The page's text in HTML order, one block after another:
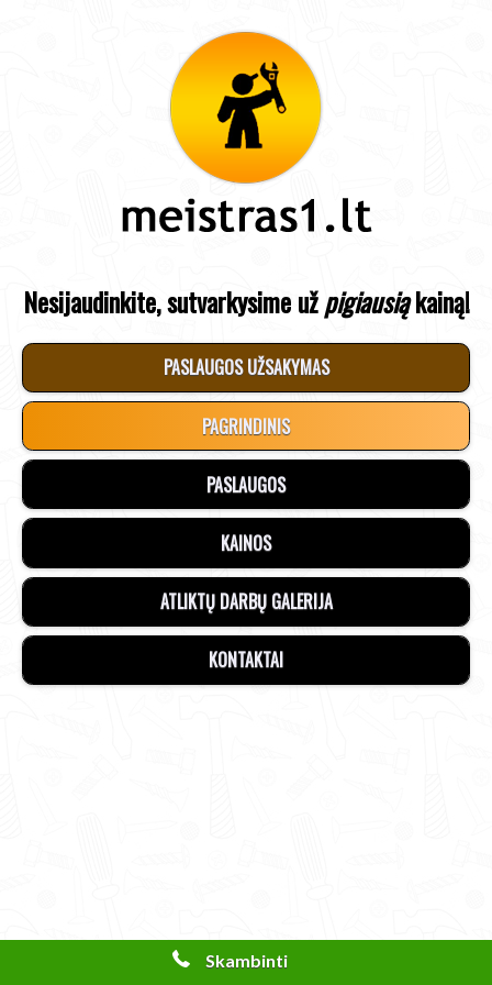
Nesijaudinkite, sutvarkysime užpigiausiąkainą!
PASLAUGOS UŽSAKYMAS
PAGRINDINIS
PASLAUGOS
KAINOS
​ATLIKTŲ DARBŲ GALERIJA​
​KONTAKTAI
Skambinti